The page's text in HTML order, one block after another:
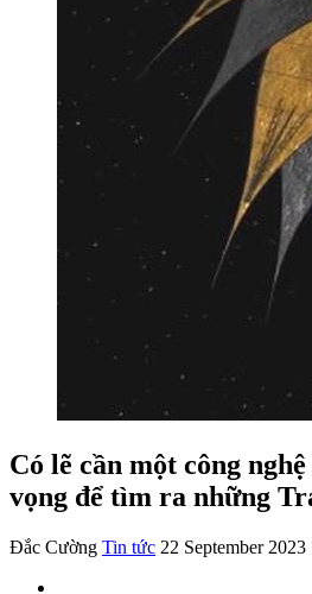
Có lẽ cần một công
vọng để tìm ra những
Đắc Cường Tin tức 22 September 2023